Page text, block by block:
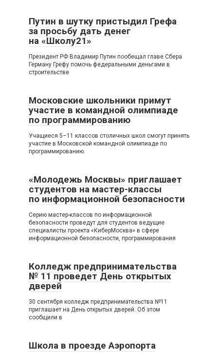
Путин в шутку пристыдил Грефа
за просьбу дать денег
на «Школу21»
Президент РФ Владимир Путин пообещал главе Сбера
Герману Грефу помочь федеральными деньгами в
строительстве
Московские школьники примут
участие в командной олимпиаде
по программированию
Учащиеся 5–11 классов столичных школ смогут принять
участие в Московской командной олимпиаде по
программированию.
«Молодежь Москвы» приглашает
студентов на мастер-классы
по информационной безопасности
Серию мастер-классов по информационной
безопасности проведут для студентов ведущие
специалисты проекта «КиберМосква» в сфере
информационной безопасности, программирования
Колледж предпринимательства
№ 11 проведет День открытых
дверей
30 сентября колледж предпринимательства №11
приглашает на День открытых дверей. Об этом
сообщили в
Школа в проезде Аэропорта